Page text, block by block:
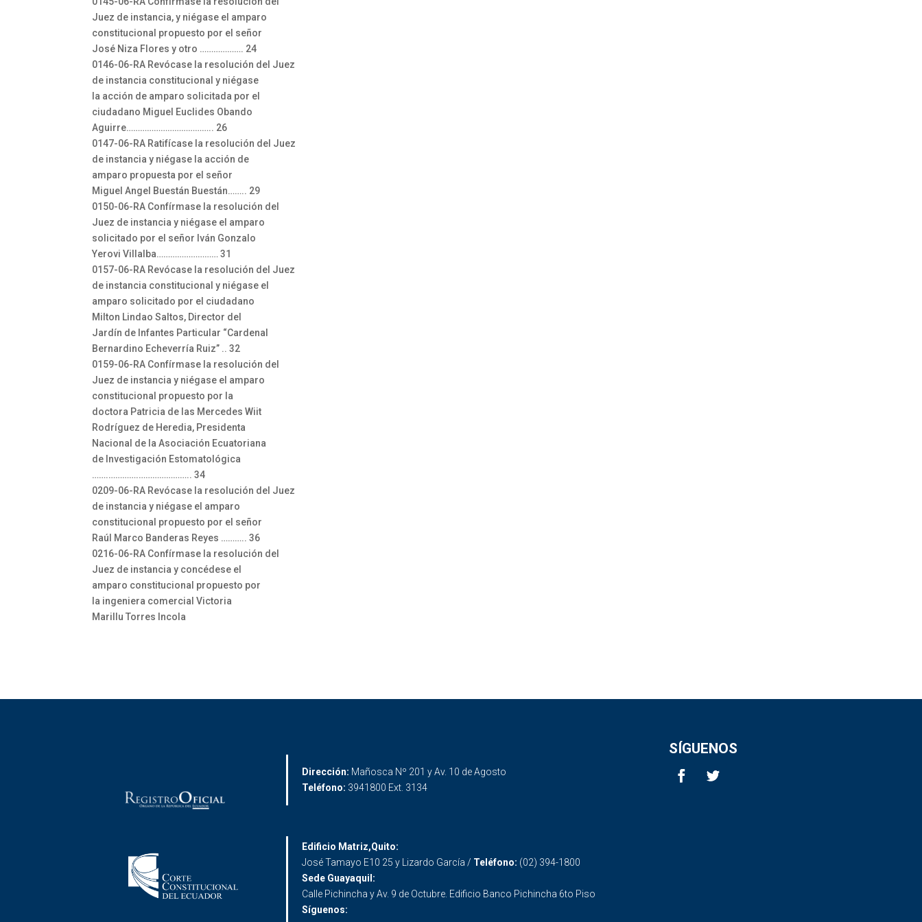
Juez de instancia, y niégase el amparo
constitucional propuesto por el señor
José Niza Flores y otro ………………. 24
0146-06-RA Revócase la resolución del Juez
de instancia constitucional y niégase
la acción de amparo solicitada por el
ciudadano Miguel Euclides Obando
Aguirre……………………………….. 26
0147-06-RA Ratifícase la resolución del Juez
de instancia y niégase la acción de
amparo propuesta por el señor
Miguel Angel Buestán Buestán…….. 29
0150-06-RA Confírmase la resolución del
Juez de instancia y niégase el amparo
solicitado por el señor Iván Gonzalo
Yerovi Villalba……………………… 31
0157-06-RA Revócase la resolución del Juez
de instancia constitucional y niégase el
amparo solicitado por el ciudadano
Milton Lindao Saltos, Director del
Jardín de Infantes Particular “Cardenal
Bernardino Echeverría Ruiz” .. 32
0159-06-RA Confírmase la resolución del
Juez de instancia y niégase el amparo
constitucional propuesto por la
doctora Patricia de las Mercedes Wiit
Rodríguez de Heredia, Presidenta
Nacional de la Asociación Ecuatoriana
de Investigación Estomatológica
…….………….………………….. 34
0209-06-RA Revócase la resolución del Juez
de instancia y niégase el amparo
constitucional propuesto por el señor
Raúl Marco Banderas Reyes ……….. 36
0216-06-RA Confírmase la resolución del
Juez de instancia y concédese el
amparo constitucional propuesto por
la ingeniera comercial Victoria
Marillu Torres Incola
Dirección: Mañosca Nº 201 y Av. 10 de Agosto
Teléfono: 3941800 Ext. 3134
SÍGUENOS
Edificio Matriz,Quito:
José Tamayo E10 25 y Lizardo García / Teléfono: (02) 394-1800
Sede Guayaquil:
Calle Pichincha y Av. 9 de Octubre. Edificio Banco Pichincha 6to Piso
Síguenos: